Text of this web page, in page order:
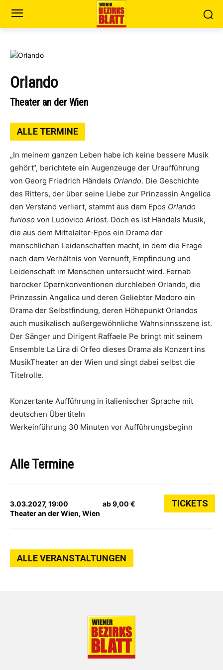
Orlando
Theater an der Wien
ALLE TERMINE
„In meinem ganzen Leben habe ich keine bessere Musik
gehört“, berichtete ein Augenzeuge der Uraufführung
von Georg Friedrich Händels Orlando. Die Geschichte
des Ritters, der über seine Liebe zur Prinzessin Angelica
den Verstand verliert, stammt aus dem Epos Orlando
furioso von Ludovico Ariost. Doch es ist Händels Musik,
die aus dem Mittelalter-Epos ein Drama der
menschlichen Leidenschaften macht, in dem die Frage
nach dem Verhältnis von Vernunft, Empfindung und
Leidenschaft im Menschen untersucht wird. Fernab
barocker Opernkonventionen durchleben Orlando, die
Prinzessin Angelica und deren Geliebter Medoro ein
Drama der Selbstfindung, deren Höhepunkt Orlandos
auch musikalisch außergewöhnliche Wahnsinnsszene ist.
Der Sänger und Dirigent Raffaele Pe bringt mit seinem
Ensemble La Lira di Orfeo dieses Drama als Konzert ins
MusikTheater an der Wien und singt dabei selbst die
Titelrolle.
Konzertante Aufführung in italienischer Sprache mit
deutschen Übertiteln
Werkeinführung 30 Minuten vor Aufführungsbeginn
Alle Termine
3.03.2027, 19:00
Theater an der Wien, Wien
ab 9,00 € TICKETS
ALLE VERANSTALTUNGEN